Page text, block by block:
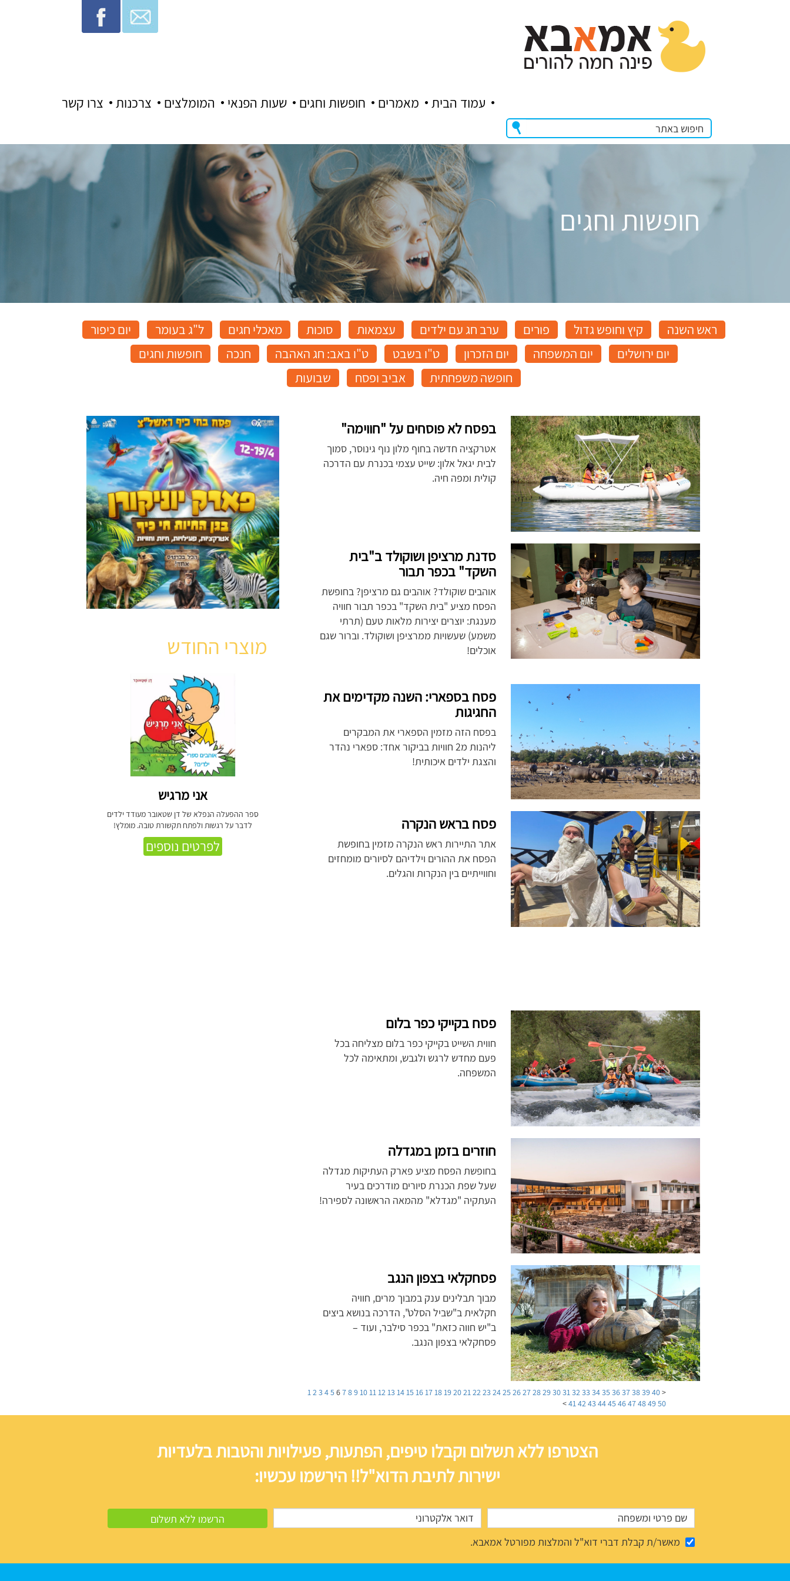
צרו קשר צרכנות המומלצים שעות הפנאי חופשות וחגים מאמרים עמוד הבית
חופשות וחגים
ראש השנה קיץ וחופש גדול פורים ערב חג עם ילדים עצמאות סוכות מאכלי חגים ל"ג בעומר
יום כיפור
יום ירושלים
יום המשפחה יום הזכרון ט"ו בשבט ט"ו באב: חג האהבה חנכה
חופשות וחגים
חופשה משפחתית
אביב ופסח שבועות
בפסח לא פוסחים על "חווימה"
אטרקציה חדשה בחוף מלון נוף גינוסר, סמוך
לבית יגאל אלון: שייט עצמי בכנרת עם הדרכה
קולית ומפה חיה.
סדנת מרציפן ושוקולד ב"בית
השקד" בכפר תבור
אוהבים שוקולד? אוהבים גם מרציפן? בחופשת
הפסח מציע "בית השקד" בכפר תבור חוויה
מענגת: יוצרים יצירות מלאות טעם (תרתי
משמע) שעשויות ממרציפן ושוקולד. וברור שגם
אוכלים!
פסח בספארי: השנה מקדימים את
החגיגות
בפסח הזה מזמין הספארי את המבקרים
ליהנות מ2 חוויות בביקור אחד: ספארי נהדר
והצגת ילדים איכותית!
פסח בראש הנקרה
אתר התיירות ראש הנקרה מזמין בחופשת
הפסח את ההורים וילדיהם לסיורים מומחזים
וחווייתיים בין הנקרות והגלים.
פסח בקייקי כפר בלום
חווית השייט בקייקי כפר בלום מצליחה בכל
פעם מחדש לרגש ולגבש, ומתאימה לכל
המשפחה.
חוזרים בזמן במגדלה
בחופשת הפסח מציע פארק העתיקות מגדלה
שעל שפת הכנרת סיורים מודרכים בעיר
העתקיה "מגדלא" מהמאה הראשונה לספירה!
פסחקלאי בצפון הנגב
מבוך תבלינים ענק במבוך מרים, חוויה
חקלאית ב"שביל הסלט", הדרכה בנושא ביצים
ב"יש חווה כזאת" בכפר סילבר, ועוד –
פסחקלאי בצפון הנגב.
<
12345678910111213141516171819202122232425262728293031323334353637383940
41424344454647484950
>
מוצרי החודש
אני מרגיש
ספר ההפעלה הנפלא של דן שטאובר מעודד ילדים
לדבר על רגשות ולפתח תקשורת טובה. מומלץ!
לפרטים נוספים
הצטרפו ללא תשלום וקבלו טיפים, הפתעות, פעילויות והטבות בלעדיות
ישירות לתיבת הדוא"ל!! הירשמו עכשיו:
מאשר/ת קבלת דברי דוא"ל והמלצות מפורטל אמאבא.